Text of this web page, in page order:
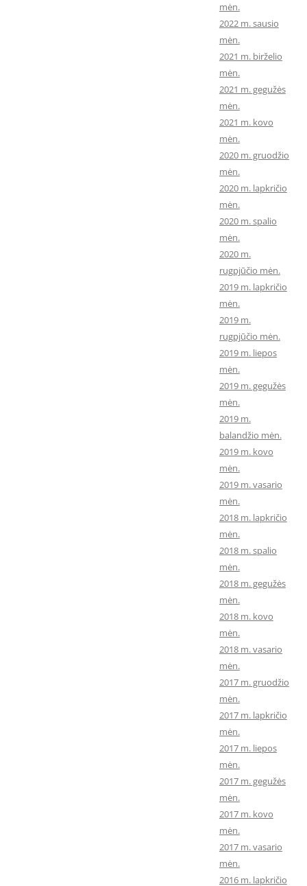
mėn.
2022 m. sausio
mėn.
2021 m. birželio
mėn.
2021 m. gegužės
mėn.
2021 m. kovo
mėn.
2020 m. gruodžio
mėn.
2020 m. lapkričio
mėn.
2020 m. spalio
mėn.
2020 m.
rugpjūčio mėn.
2019 m. lapkričio
mėn.
2019 m.
rugpjūčio mėn.
2019 m. liepos
mėn.
2019 m. gegužės
mėn.
2019 m.
balandžio mėn.
2019 m. kovo
mėn.
2019 m. vasario
mėn.
2018 m. lapkričio
mėn.
2018 m. spalio
mėn.
2018 m. gegužės
mėn.
2018 m. kovo
mėn.
2018 m. vasario
mėn.
2017 m. gruodžio
mėn.
2017 m. lapkričio
mėn.
2017 m. liepos
mėn.
2017 m. gegužės
mėn.
2017 m. kovo
mėn.
2017 m. vasario
mėn.
2016 m. lapkričio